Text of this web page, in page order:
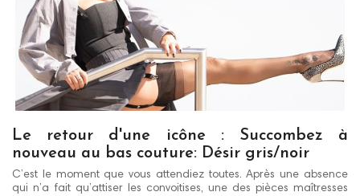
Le retour d'une icône : Succombez à
nouveau au bas couture: Désir gris/noir
C’est le moment que vous attendiez toutes. Après une absence
qui n’a fait qu’attiser les convoitises, une des pièces maîtresses